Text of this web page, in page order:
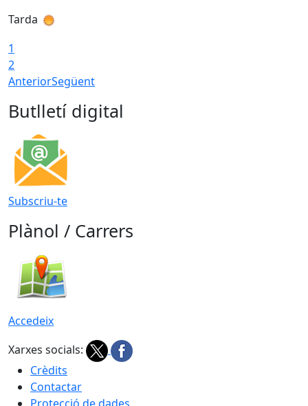
Tarda
1
2
AnteriorSegüent
Butlletí digital
Subscriu-te
Plànol / Carrers
Accedeix
Xarxes socials:
Crèdits
Contactar